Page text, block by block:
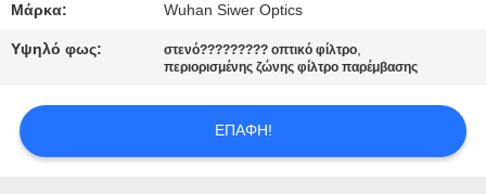
ΜΑΣ
ΕΛΆΤΕ
ΕΠΑΦΉ
ΜΕ
Μάρκα: Wuhan Siwer Optics
Υψηλό φως: στενό????????? οπτικό φίλτρο,
περιορισμένης ζώνης φίλτρο παρέμβασης
ΕΠΑΦΉ!